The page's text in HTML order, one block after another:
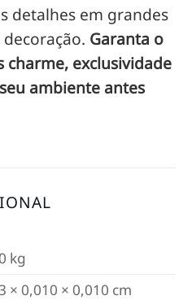
detalhes em grandes
Garanta o
charme, exclusividade
ambiente antes
kg
× 0,010 × 0,010 cm